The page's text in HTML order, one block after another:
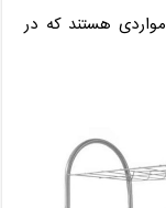
مواردی هستند که در